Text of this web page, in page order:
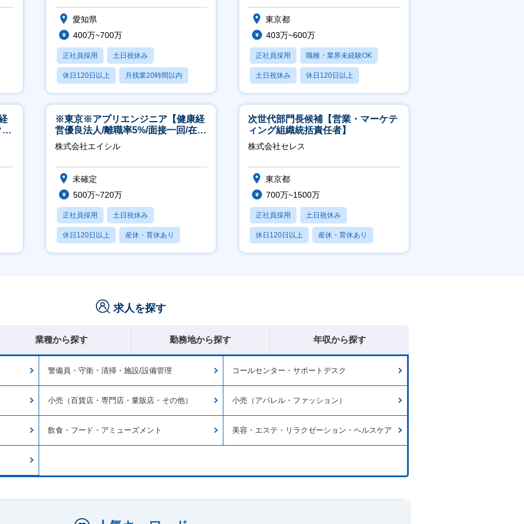
愛知県
400万~700万
正社員採用 土日祝休み
休日120日以上 月残業20時間以内
学歴不問
東京都
403万~600万
正社員採用 職種・業界未経験OK
土日祝休み 休日120日以上
産休・育休あり
取
※東京※アプリエンジニア【健康経
営優良法人/離職率5%/面接一回/在宅
有/完休2日/上流案件多数】
株式会社エイシル
未確定
500万~720万
正社員採用 土日祝休み
休日120日以上 産休・育休あり
月残業20時間以内
次世代部門長候補【営業・マーケテ
ィング組織統括責任者】
株式会社セレス
東京都
700万~1500万
正社員採用 土日祝休み
休日120日以上 産休・育休あり
賞与あり
求人を探す
業種から探す 勤務地から探す 年収から探す
警備員・守衛・清掃・施設/設備管理 コールセンター・サポートデスク
小売（百貨店・専門店・量販店・その他） 小売（アパレル・ファッション）
飲食・フード・アミューズメント 美容・エステ・リラクゼーション・ヘルスケア